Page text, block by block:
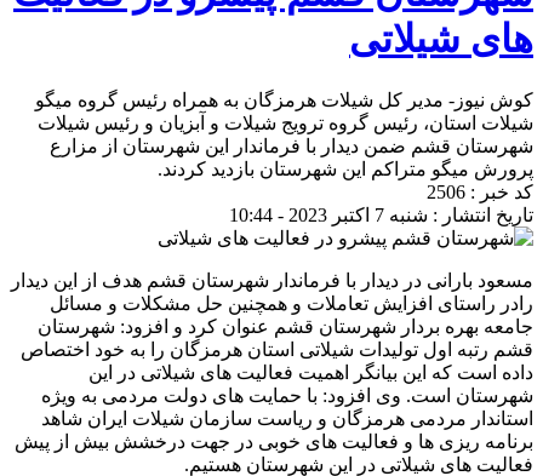
های شیلاتی
کوش نیوز- مدیر کل شیلات هرمزگان به همراه رئیس گروه میگو
شیلات استان، رئیس گروه ترویج شیلات و آبزیان و رئیس شیلات
شهرستان قشم ضمن دیدار با فرماندار این شهرستان از مزارع
پرورش میگو متراکم این شهرستان بازدید کردند.
کد خبر : 2506
تاریخ انتشار : شنبه 7 اکتبر 2023 - 10:44
مسعود بارانی در دیدار با فرماندار شهرستان قشم هدف از این دیدار
رادر راستای افزایش تعاملات و همچنین حل مشکلات و مسائل
جامعه بهره بردار شهرستان قشم عنوان کرد و افزود: شهرستان
قشم رتبه اول تولیدات شیلاتی استان هرمزگان را به خود اختصاص
داده است که این بیانگر اهمیت فعالیت های شیلاتی در این
شهرستان است. وی افزود: با حمایت های دولت مردمی به ویژه
استاندار مردمی هرمزگان و ریاست سازمان شیلات ایران شاهد
برنامه ریزی ها و فعالیت های خوبی در جهت درخشش بیش از پیش
فعالیت های شیلاتی در این شهرستان هستیم.